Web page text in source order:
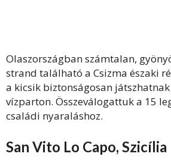
Olaszországban számtalan,
strand található a Csizma északi
a kicsik biztonságosan játszhatnak
vízparton. Összeválogattuk a 15
családi nyaraláshoz.
San Vito Lo Capo, Szicília